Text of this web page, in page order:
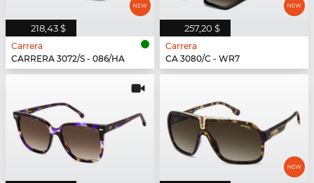
218,43 $
Carrera
CARRERA 3072/S - 086/HA
257,20 $
Carrera
CA 3080/C - WR7